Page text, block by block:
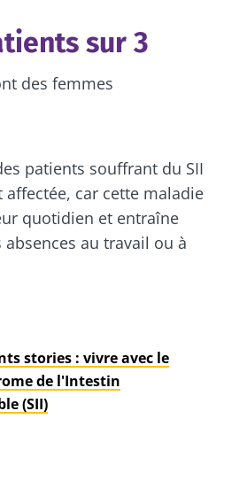
sur 3
des femmes
patients souffrant du SII
car cette maladie
quotidien et entraîne
au travail ou à
stories : vivre avec le
de l'Intestin
(SII)